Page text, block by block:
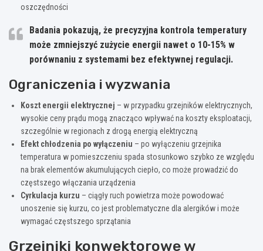
oszczędności
Badania pokazują, że precyzyjna kontrola temperatury
może zmniejszyć zużycie energii nawet o 10-15% w
porównaniu z systemami bez efektywnej regulacji.
Ograniczenia i wyzwania
Koszt energii elektrycznej – w przypadku grzejników elektrycznych,
wysokie ceny prądu mogą znacząco wpływać na koszty eksploatacji,
szczególnie w regionach z drogą energią elektryczną
Efekt chłodzenia po wyłączeniu – po wyłączeniu grzejnika
temperatura w pomieszczeniu spada stosunkowo szybko ze względu
na brak elementów akumulujących ciepło, co może prowadzić do
częstszego włączania urządzenia
Cyrkulacja kurzu – ciągły ruch powietrza może powodować
unoszenie się kurzu, co jest problematyczne dla alergików i może
wymagać częstszego sprzątania
Grzejniki konwektorowe w